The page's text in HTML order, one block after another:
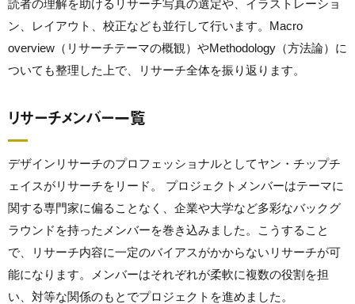
読者の理解を助けるリサーチ写真の選定や、イラストレーショ
ン、レイアウト、校正なども並行して行います。Macro
overview（リサーチテーマの概観）やMethodology（方法論）に
ついても整理した上で、リサーチ全体を振り返ります。
リサーチメンバー一覧
デザインリサーチのプロフェッショナルとしてヤン・チップチ
ェイスがリサーチをリード。 プロジェクトメンバーはテーマに
関する専門家に偏ることなく、企業や大学など多彩なバックグ
ラウンドを持ったメンバーを巻き込みました。こうすること
で、リサーチ内容に一定のバイアスがかからないリサーチが可
能になります。メンバーはそれぞれが柔軟に複数の役割を担
い、対等な関係のもとでプロジェクトを進めました。